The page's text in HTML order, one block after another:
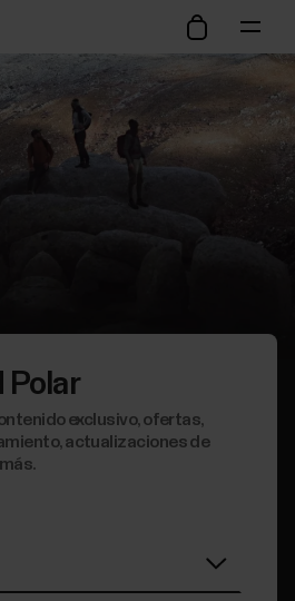
Polar
exclusivo, ofertas,
actualizaciones de